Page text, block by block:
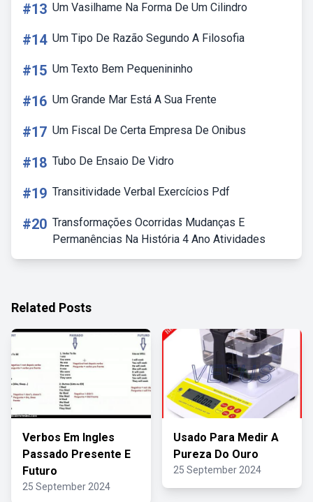
#13 Um Vasilhame Na Forma De Um Cilindro
#14 Um Tipo De Razão Segundo A Filosofia
#15 Um Texto Bem Pequenininho
#16 Um Grande Mar Está A Sua Frente
#17 Um Fiscal De Certa Empresa De Onibus
#18 Tubo De Ensaio De Vidro
#19 Transitividade Verbal Exercícios Pdf
#20 Transformações Ocorridas Mudanças E
Permanências Na História 4 Ano Atividades
Related Posts
Verbos Em Ingles
Passado Presente E
Futuro
25 September 2024
Usado Para Medir A
Pureza Do Ouro
25 September 2024